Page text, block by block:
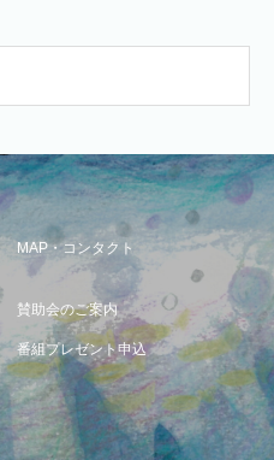
MAP・コンタクト
賛助会のご案内
番組プレゼント申込